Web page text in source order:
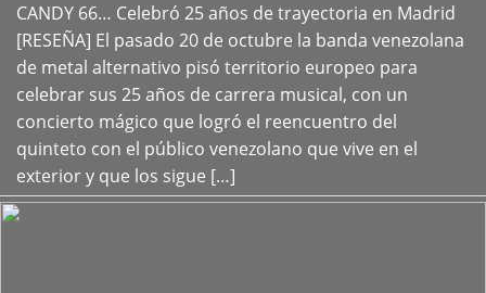
CANDY 66… Celebró 25 años de trayectoria en Madrid
[RESEÑA] El pasado 20 de octubre la banda venezolana
de metal alternativo pisó territorio europeo para
celebrar sus 25 años de carrera musical, con un
concierto mágico que logró el reencuentro del
quinteto con el público venezolano que vive en el
exterior y que los sigue […]
+